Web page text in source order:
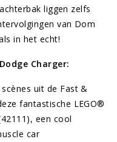
liggen zelfs
van Dom
in het echt!
Charger:
uit de Fast &
fantastische LEGO®
een cool
car